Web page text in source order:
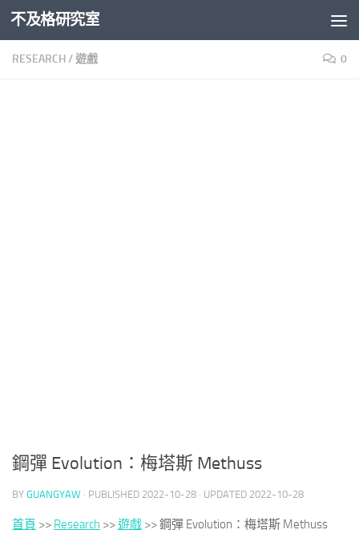
Skip to content
不及格研究室
RESEARCH/遊戲 0
鋼彈 Evolution：梅塔斯 Methuss
BY GUANGYAW · PUBLISHED 2022-10-28 · UPDATED 2022-10-28
首頁 >> Research >>遊戲 >>鋼彈 Evolution：梅塔斯 Methuss